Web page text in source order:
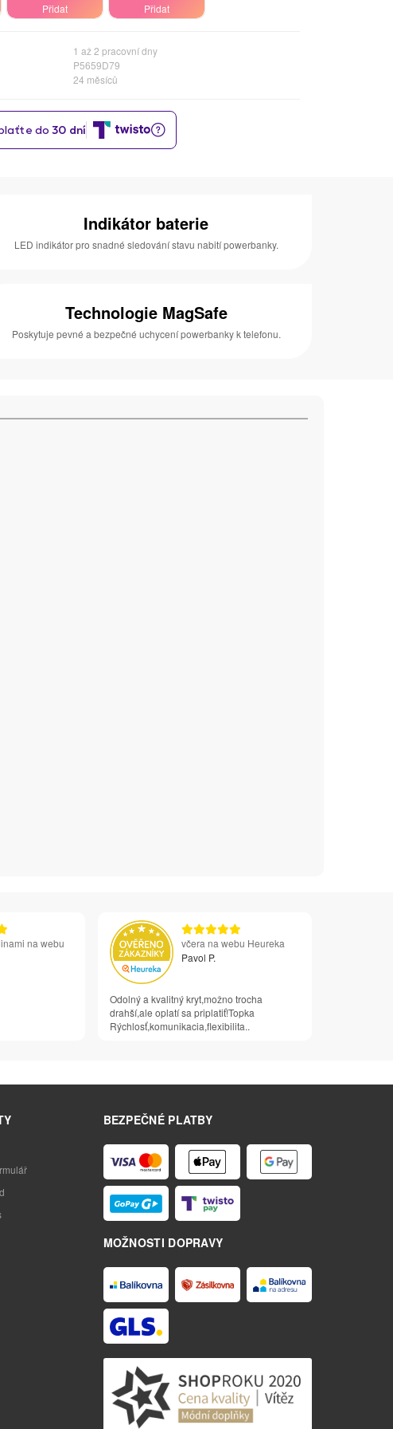
Přidat
Přidat
1 až 2 pracovní dny
P5659D79
24 měsíců
Indikátor baterie
LED indikátor pro snadné sledování stavu nabití powerbanky.
Technologie MagSafe
Poskytuje pevné a bezpečné uchycení powerbanky k telefonu.
na webu
včera na webu Heureka
Pavol P.
Odolný a kvalitný kryt,možno trocha
drahší,ale oplatí sa priplatiť!Topka
Rýchlosť,komunikacia,flexibilita..
BEZPEČNÉ PLATBY
MOŽNOSTI DOPRAVY